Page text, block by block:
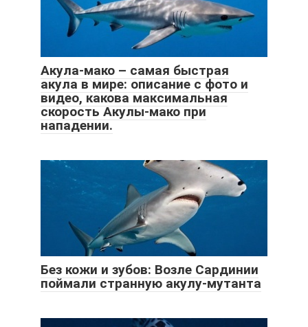
Акула-мако – самая быстрая
акула в мире: описание с фото и
видео, какова максимальная
скорость Акулы-мако при
нападении.
Без кожи и зубов: Возле Сардинии
поймали странную акулу-мутанта